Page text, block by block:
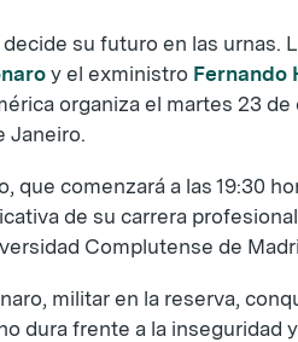
decide su futuro en las urnas.
y el exministro Fernando
organiza el martes 23
Janeiro.
que comenzará a las 19:30
de su carrera
Complutense de
militar en la reserva,
dura frente a la inseguridad